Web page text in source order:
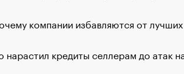
компании избавляются от лучших
нарастил кредиты селлерам до атак